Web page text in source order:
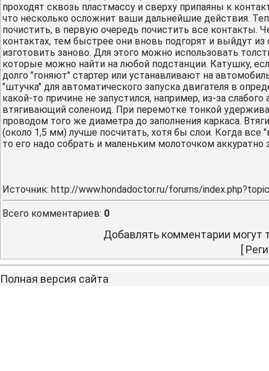
проходят сквозь пластмассу и сверху припаяны к
что несколько осложнит ваши дальнейшие действия.
почистить, в первую очередь почистить все
контактах, тем быстрее они вновь подгорят и выйдут
изготовить заново. Для этого можно использовать
которые можно найти на любой подстанции. Катушку,
долго "гоняют" стартер или устанавливают на
"штучка" для автоматического запуска двигателя в
какой-то причине не запустился, например, из-за
втягивающий соленоид. При перемотке тонкой
проводом того же диаметра до заполнения каркаса.
(около 1,5 мм) лучше посчитать, хотя бы слои. Когда
то его надо собрать и маленьким молоточком аккуратно
Источник: http://www.hondadoctor.ru/forums/
Всего комментариев: 0
Добавлять комментарии могут
[
Полная версия сайта